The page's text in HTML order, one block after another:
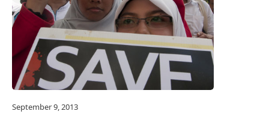
September 9, 2013